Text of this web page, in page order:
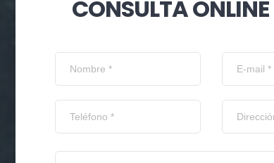
CONSULTA ONLINE